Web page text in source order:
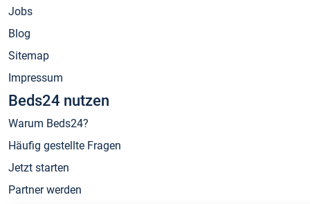
Jobs
Blog
Sitemap
Impressum
Beds24 nutzen
Warum Beds24?
Häufig gestellte Fragen
Jetzt starten
Partner werden